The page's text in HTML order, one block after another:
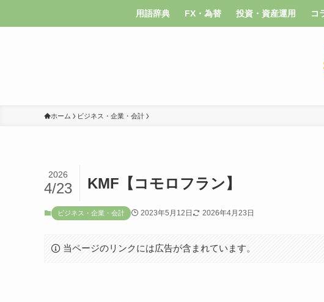
用語辞典 FX・為替 投資・資産運用 コ
ホーム ビジネス・企業・会計
KMF【コモロフラン】
2026
4/23
ビジネス・企業・会計 2023年5月12日 2026年4月23日
当ページのリンクには広告が含まれています。